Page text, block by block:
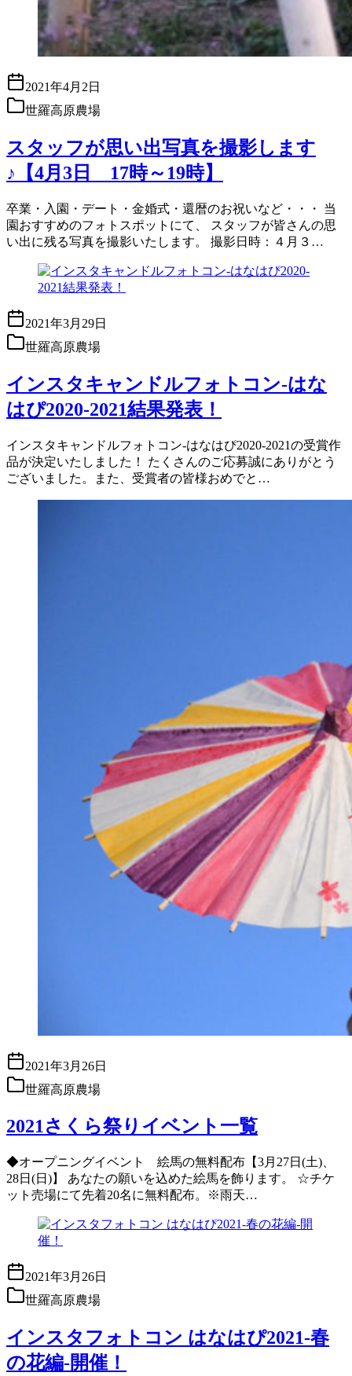
2021年4月2日
世羅高原農場
スタッフが思い出写真を撮影します
♪【4月3日 17時～19時】
卒業・入園・デート・金婚式・還暦のお祝いなど・・・ 当
園おすすめのフォトスポットにて、 スタッフが皆さんの思
い出に残る写真を撮影いたします。 撮影日時：４月３…
2021年3月29日
世羅高原農場
インスタキャンドルフォトコン-はな
はぴ2020-2021結果発表！
インスタキャンドルフォトコン-はなはぴ2020-2021の受賞作
品が決定いたしました！ たくさんのご応募誠にありがとう
ございました。また、受賞者の皆様おめでと…
2021年3月26日
世羅高原農場
2021さくら祭りイベント一覧
◆オープニングイベント 絵馬の無料配布【3月27日(土)、
28日(日)】 あなたの願いを込めた絵馬を飾ります。 ☆チケ
ット売場にて先着20名に無料配布。※雨天…
2021年3月26日
世羅高原農場
インスタフォトコン はなはぴ2021-春
の花編-開催！